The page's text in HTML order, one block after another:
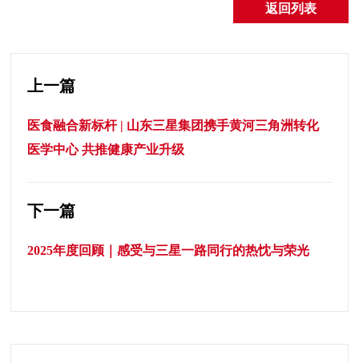
返回列表
上一篇
医食融合新标杆 | 山东三星集团携手黄河三角洲转化
医学中心 共推健康产业升级
下一篇
2025年度回顾｜感受与三星一路同行的热忱与荣光